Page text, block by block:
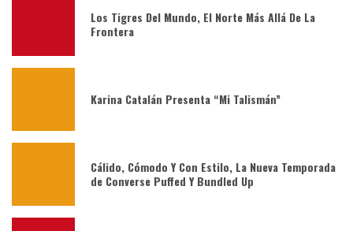
Los Tigres Del Mundo, El Norte Más Allá De La
Frontera
Karina Catalán Presenta “Mi Talismán”
Cálido, Cómodo Y Con Estilo, La Nueva Temporada
de Converse Puffed Y Bundled Up